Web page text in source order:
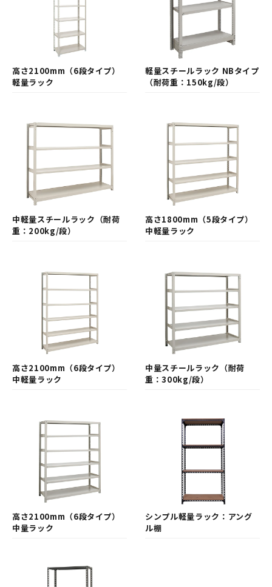
高さ2100mm（6段タイプ）
軽量ラック
軽量スチールラック NBタイプ
（耐荷重：150kg/段）
中軽量スチールラック（耐荷
重：200kg/段）
高さ1800mm（5段タイプ）
中軽量ラック
高さ2100mm（6段タイプ）
中軽量ラック
中量スチールラック（耐荷
重：300kg/段）
高さ2100mm（6段タイプ）
中量ラック
シンプル軽量ラック：アング
ル棚